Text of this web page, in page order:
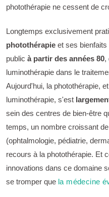
photothérapie ne cessent de
Longtemps exclusivement
photothérapie et ses
public à partir des années 80,
luminothérapie dans le
Aujourd'hui, la photothérapie,
luminothérapie, s'est
sein des centres de bien-être
temps, un nombre croissant
(ophtalmologie, pédiatrie,
recours à la photothérapie. Et
innovations dans ce domaine
se tromper que la médecine